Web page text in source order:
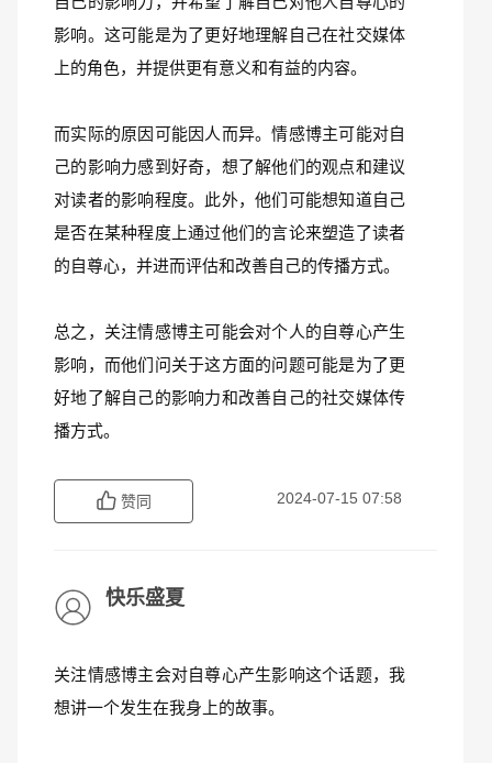
影响。这可能是为了更好地理解自己在社交媒体
上的角色，并提供更有意义和有益的内容。
而实际的原因可能因人而异。情感博主可能对自
己的影响力感到好奇，想了解他们的观点和建议
对读者的影响程度。此外，他们可能想知道自己
是否在某种程度上通过他们的言论来塑造了读者
的自尊心，并进而评估和改善自己的传播方式。
总之，关注情感博主可能会对个人的自尊心产生
影响，而他们问关于这方面的问题可能是为了更
好地了解自己的影响力和改善自己的社交媒体传
播方式。
赞同 2024-07-15 07:58
快乐盛夏
关注情感博主会对自尊心产生影响这个话题，我
想讲一个发生在我身上的故事。